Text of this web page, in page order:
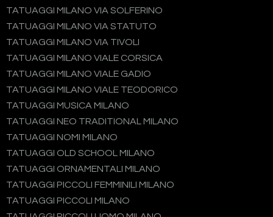
TATUAGGI MILANO VIA SOLFERINO
TATUAGGI MILANO VIA STATUTO
TATUAGGI MILANO VIA TIVOLI
TATUAGGI MILANO VIALE CORSICA
TATUAGGI MILANO VIALE GADIO
TATUAGGI MILANO VIALE TEODORICO
TATUAGGI MUSICA MILANO
TATUAGGI NEO TRADITIONAL MILANO
TATUAGGI NOMI MILANO
TATUAGGI OLD SCHOOL MILANO
TATUAGGI ORNAMENTALI MILANO
TATUAGGI PICCOLI FEMMINILI MILANO
TATUAGGI PICCOLI MILANO